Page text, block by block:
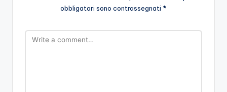
obbligatori sono contrassegnati *